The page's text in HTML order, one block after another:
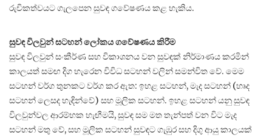
රුචිකත්වයට ගැලපෙන සුවඳ ගවේෂණය කළ හැකිය.
සුවඳ විලවුන් සටහන් ලෝකය ගවේෂණය කිරීම
සුවඳ විලවුන් සංකීර්ණ සහ විකාශනය වන සුවඳක් නිර්මාණය කරමින්
කාලයත් සමඟ දිග හැරෙන විවිධ සටහන් වලින් සමන්විත වේ. මෙම
සටහන් වර්ග තුනකට වර්ග කර ඇත: ඉහළ සටහන්, මැද සටහන් (හෘද
සටහන් ලෙසද හැඳින්වේ) සහ මූලික සටහන්. ඉහළ සටහන් යනු සුවඳ
විලවුන්වල ආරම්භක හැඟීමයි, සුවඳ සම මත තැන්පත් වන විට මැද
සටහන් මතු වේ, සහ මූලික සටහන් සුවඳට ගැඹුර සහ දිගු ආයු කාලයක්